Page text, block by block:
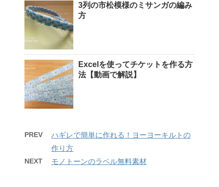
3列の市松模様のミサンガの編み
方
Excelを使ってチケットを作る方
法【動画で解説】
PREV
ハギレで簡単に作れる！ヨーヨーキルトの
作り方
NEXT モノトーンのラベル無料素材